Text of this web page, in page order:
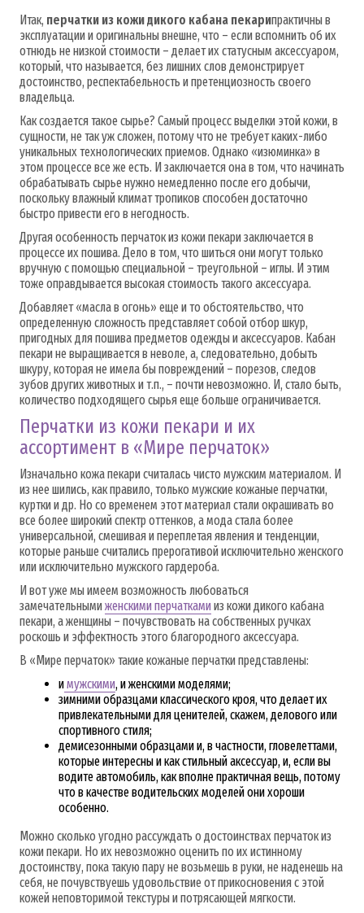
Итак, перчатки из кожи дикого кабана пекарипрактичны в
эксплуатации и оригинальны внешне, что – если вспомнить об их
отнюдь не низкой стоимости – делает их статусным аксессуаром,
который, что называется, без лишних слов демонстрирует
достоинство, респектабельность и претенциозность своего
владельца.
Как создается такое сырье? Самый процесс выделки этой кожи, в
сущности, не так уж сложен, потому что не требует каких-либо
уникальных технологических приемов. Однако «изюминка» в
этом процессе все же есть. И заключается она в том, что начинать
обрабатывать сырье нужно немедленно после его добычи,
поскольку влажный климат тропиков способен достаточно
быстро привести его в негодность.
Другая особенность перчаток из кожи пекари заключается в
процессе их пошива. Дело в том, что шиться они могут только
вручную с помощью специальной – треугольной – иглы. И этим
тоже оправдывается высокая стоимость такого аксессуара.
Добавляет «масла в огонь» еще и то обстоятельство, что
определенную сложность представляет собой отбор шкур,
пригодных для пошива предметов одежды и аксессуаров. Кабан
пекари не выращивается в неволе, а, следовательно, добыть
шкуру, которая не имела бы повреждений – порезов, следов
зубов других животных и т.п., – почти невозможно. И, стало быть,
количество подходящего сырья еще больше ограничивается.
Перчатки из кожи пекари и их
ассортимент в «Мире перчаток»
Изначально кожа пекари считалась чисто мужским материалом. И
из нее шились, как правило, только мужские кожаные перчатки,
куртки и др. Но со временем этот материал стали окрашивать во
все более широкий спектр оттенков, а мода стала более
универсальной, смешивая и переплетая явления и тенденции,
которые раньше считались прерогативой исключительно женского
или исключительно мужского гардероба.
И вот уже мы имеем возможность любоваться
замечательнымиженскими перчатками из кожи дикого кабана
пекари, а женщины – почувствовать на собственных ручках
роскошь и эффектность этого благородного аксессуара.
В «Мире перчаток» такие кожаные перчатки представлены:
имужскими, и женскими моделями;
зимними образцами классического кроя, что делает их
привлекательными для ценителей, скажем, делового или
спортивного стиля;
демисезонными образцами и, в частности, гловелеттами,
которые интересны и как стильный аксессуар, и, если вы
водите автомобиль, как вполне практичная вещь, потому
что в качестве водительских моделей они хороши
особенно.
Можно сколько угодно рассуждать о достоинствах перчаток из
кожи пекари. Но их невозможно оценить по их истинному
достоинству, пока такую пару не возьмешь в руки, не наденешь на
себя, не почувствуешь удовольствие от прикосновения с этой
кожей неповторимой текстуры и потрясающей мягкости.